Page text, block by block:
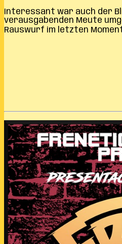
Interessant war auch der
verausgabenden Meute
Rauswurf im letzten